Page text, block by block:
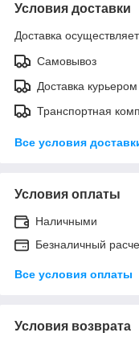
Условия доставки
Доставка
Самовывоз
Доставка курьером
Транспортная
Все условия
Условия оплаты
Наличными
Безналичный
Все условия оплаты
Условия возврата